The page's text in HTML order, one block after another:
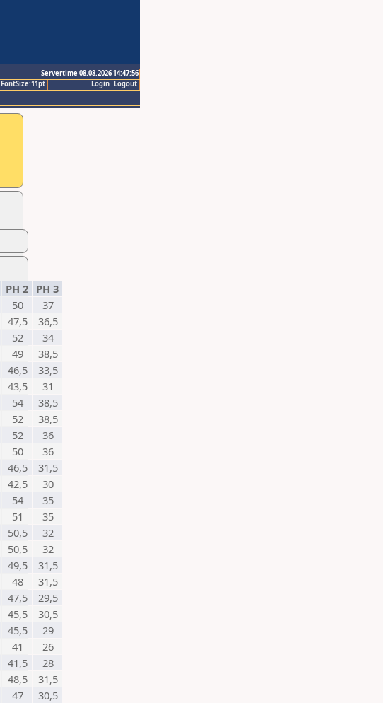
Servertime 08.08.2026 14:47:56
Logout
Login
FontSize:11pt
PH 2 PH 3
50
37
47,5
36,5
52
34
49
38,5
46,5
33,5
43,5
31
54
38,5
52
38,5
52
36
50
36
46,5
31,5
42,5
30
54
35
51
35
50,5
32
50,5
32
49,5
31,5
48
31,5
47,5
29,5
45,5
30,5
45,5
29
41
26
41,5
28
48,5
31,5
47
30,5